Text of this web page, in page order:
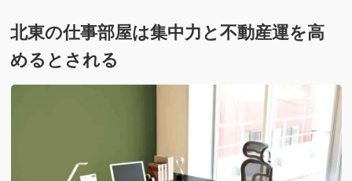
北東の仕事部屋は集中力と不動産運を高
めるとされる